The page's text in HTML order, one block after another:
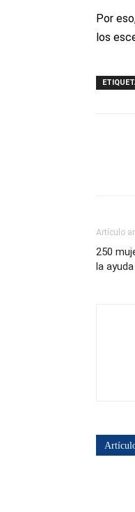
Por
los
Artículo
250
la